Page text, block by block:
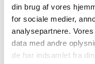
din brug af vores
for sociale medier,
analysepartnere.
data med andre
de har indsamlet fra
Stort
Vi
cremer,